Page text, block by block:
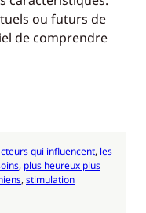
ou futurs de
de comprendre
qui influencent, les
, plus heureux plus
, stimulation